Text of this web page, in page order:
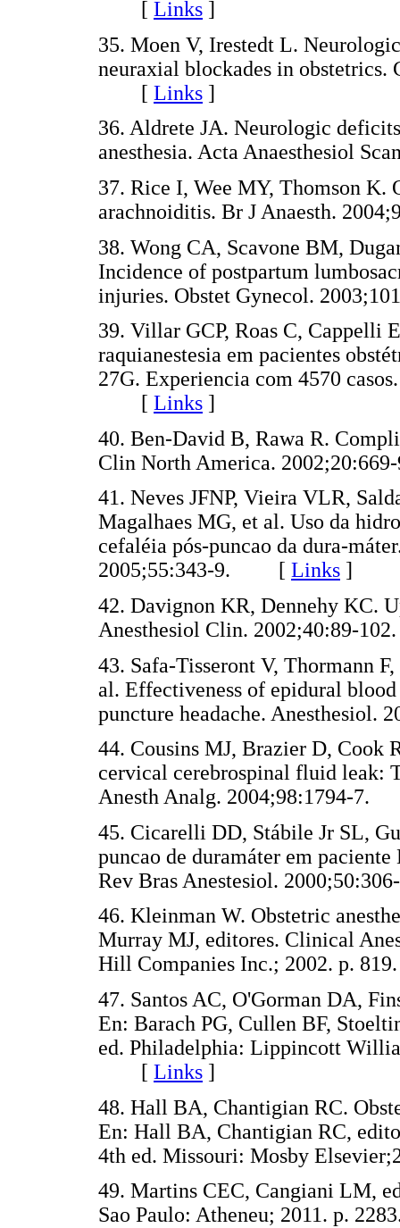
[ Links ]
35. Moen V, Irestedt L.
neuraxial blockades in obstetrics.
[ Links ]
36. Aldrete JA. Neurologic
anesthesia. Acta Anaesthesiol
37. Rice I, Wee MY, Thomson K.
arachnoiditis. Br J Anaesth.
38. Wong CA, Scavone BM,
Incidence of postpartum
injuries. Obstet Gynecol.
39. Villar GCP, Roas C, Cappelli
raquianestesia em pacientes
27G. Experiencia com 4570
[ Links ]
40. Ben-David B, Rawa R.
Clin North America.
41. Neves JFNP, Vieira VLR,
Magalhaes MG, et al. Uso da
cefaléia pós-puncao da dura-
2005;55:343-9. [ Links ]
42. Davignon KR, Dennehy KC.
Anesthesiol Clin.
43. Safa-Tisseront V, Thormann
al. Effectiveness of epidural
puncture headache.
44. Cousins MJ, Brazier D, Cook
cervical cerebrospinal fluid leak:
Anesth Analg.
45. Cicarelli DD, Stábile Jr SL,
puncao de duramáter em
Rev Bras Anestesiol.
46. Kleinman W. Obstetric
Murray MJ, editores. Clinical
Hill Companies Inc.; 2002. p.
47. Santos AC, O'Gorman DA,
En: Barach PG, Cullen BF,
ed. Philadelphia: Lippincott
[ Links ]
48. Hall BA, Chantigian RC.
En: Hall BA, Chantigian RC,
4th ed. Missouri: Mosby
49. Martins CEC, Cangiani LM,
Sao Paulo: Atheneu; 2011. p.